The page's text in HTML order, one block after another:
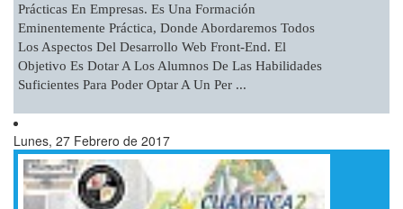
Prácticas En Empresas. Es Una Formación
Eminentemente Práctica, Donde Abordaremos Todos
Los Aspectos Del Desarrollo Web Front-End. El
Objetivo Es Dotar A Los Alumnos De Las Habilidades
Suficientes Para Poder Optar A Un Per ...
Lunes, 27 Febrero de 2017